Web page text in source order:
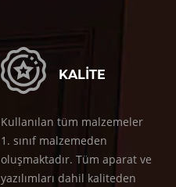
KALİTE
Kullanılan tüm malzemeler
1. sınıf malzemeden
oluşmaktadır. Tüm aparat ve
yazılımları dahil kaliteden